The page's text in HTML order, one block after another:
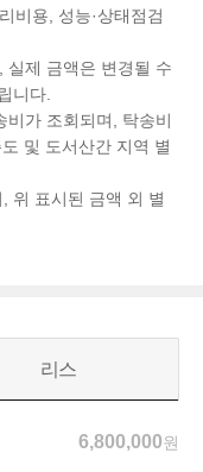
비용, 성능·상태점검
실제 금액은 변경될 수
니다.
비가 조회되며, 탁송비
및 도서산간 지역 별
위 표시된 금액 외 별
리스
6,800,000원